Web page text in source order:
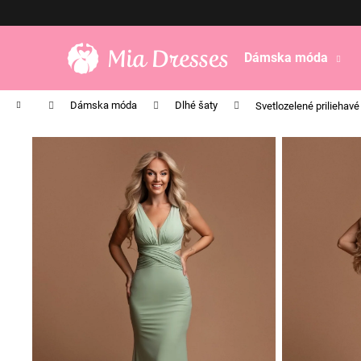
Dámska móda
Domov Dámska móda Dlhé šaty Svetlozelené
o
k
obchodu
obchodu